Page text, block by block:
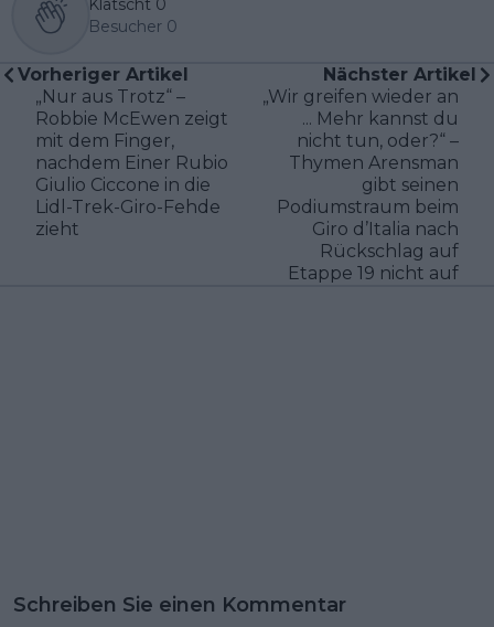
Klatscht 0
Besucher 0
Vorheriger Artikel
„Nur aus Trotz“ –
Robbie McEwen zeigt
mit dem Finger,
nachdem Einer Rubio
Giulio Ciccone in die
Lidl-Trek-Giro-Fehde
zieht
Nächster Artikel
„Wir greifen wieder an
... Mehr kannst du
nicht tun, oder?“ –
Thymen Arensman
gibt seinen
Podiumstraum beim
Giro d’Italia nach
Rückschlag auf
Etappe 19 nicht auf
Schreiben Sie einen Kommentar